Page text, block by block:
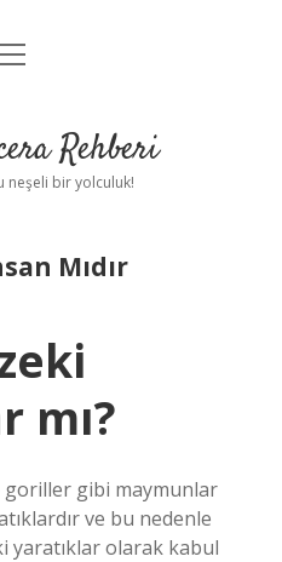
UyarıRehberi
neşeli bir yolculuk!
Mıdır
mı?
goriller gibi maymunlar
ve bu nedenle
yaratıklar olarak kabul